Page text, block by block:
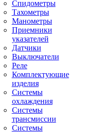
Спидометры
Тахометры
Манометры
Приемники
указателей
Датчики
Выключатели
Реле
Комплектующие
изделия
Системы
охлаждения
Системы
трансмиссии
Системы